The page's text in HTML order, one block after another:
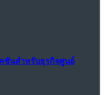
คชันสำหรับธุรกิจศูนย์